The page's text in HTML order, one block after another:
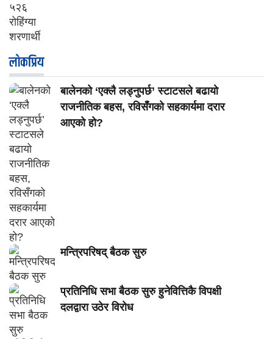
लाेकप्रिय
बालेनको ‘एक्लै लड्नुपर्छ’ स्टाटसले बढायो
राजनीतिक बहस, रविसँगको सहकार्यमा दरार
आएको हो?
मन्त्रिपरिषद् बैठक सुरु
प्रतिनिधि सभा बैठक सुरु हुनेवित्तिकै विपक्षी
दलद्वारा उठेर विरोध